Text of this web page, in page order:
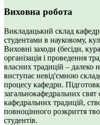
Виховна робота
Викладацький склад
студентами в науковому,
Виховні заходи (бесіди,
організація і проведення
власних традицій – далеко
виступає невід'ємною
процесу кафедри.
загальнокафедральних
кафедральних традицій,
повноцінного розкриття
студентів.